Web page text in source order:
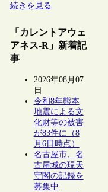
続きを見る
「カレントアウェ
アネス-R」新着記
事
2026年08月07
日
令和8年熊本
地震による文
化財等の被害
が83件に（8
月6日時点）
名古屋市、名
古屋城の現天
守閣の記録を
募集中